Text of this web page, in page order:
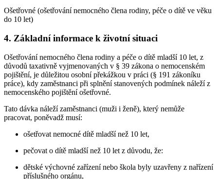
Ošetřovné (ošetřování nemocného člena rodiny, péče o dítě ve věku
do 10 let)
4. Základní informace k životní situaci
Ošetřování nemocného člena rodiny a péče o dítě mladší 10 let, z
důvodů taxativně vyjmenovaných v § 39 zákona o nemocenském
pojištění, je důležitou osobní překážkou v práci (§ 191 zákoníku
práce), kdy zaměstnanci při splnění stanovených podmínek náleží z
nemocenského pojištění ošetřovné.
Tato dávka náleží zaměstnanci (muži i ženě), který nemůže
pracovat, poněvadž musí:
ošetřovat nemocné dítě mladší než 10 let,
pečovat o dítě mladší než 10 let z důvodu, že:
dětské výchovné zařízení nebo škola byly uzavřeny z nařízení
příslušného orgánu,